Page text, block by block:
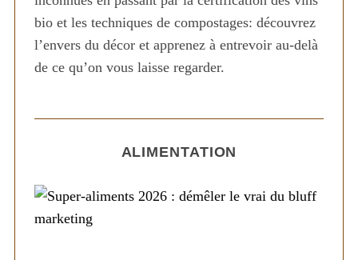
bio et les techniques de compostages: découvrez
l’envers du décor et apprenez à entrevoir au-delà
de ce qu’on vous laisse regarder.
ALIMENTATION